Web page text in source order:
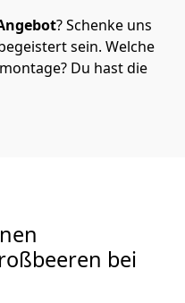
? Schenke uns
sein. Welche
Du hast die
bei